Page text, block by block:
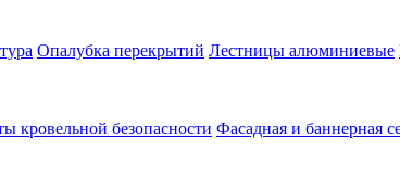
Опалубка перекрытий Лестницы алюминиевые
кровельной безопасности Фасадная и баннерная